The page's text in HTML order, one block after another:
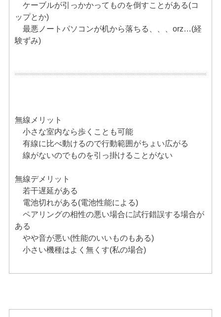
ケーブルが引っかかってものを倒すことがある(コ
ップとか)
最悪ノートパソコンが机から落ちる、、、orz…(経
験ずみ)
無線メリット
小さな室内なら歩くことも可能
有線に比べ動けるので行動範囲がちょい広がる
線がないのでものを引っ掛けることがない
無線デメリット
若干遅延がある
電池切れがある(電池性能による)
ペアリングの相性の悪い場合に試行錯誤する場合が
ある
やや音が悪い(性能のいいものもある)
小さい機種はよく無くす(私の場合)